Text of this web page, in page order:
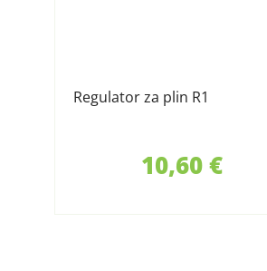
Regulator za plin R1
10,60 €